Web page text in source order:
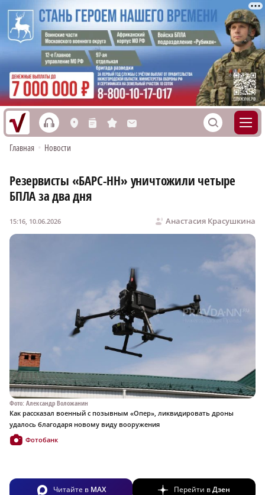
h L n s M S
Главная • Новости
Резервисты «БАРС-НН» уничтожили четыре
БПЛА за два дня
Анастасия Красушкина
15:16, 10.06.2026
Фото: Александр Воложанин
Как рассказал военный с позывным «Опер», ликвидировать дроны
удалось благодаря новому виду вооружения
Фотобанк
Читайте в MAX Перейти вДзен